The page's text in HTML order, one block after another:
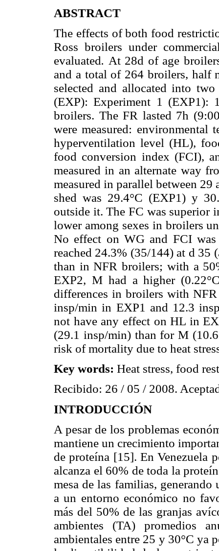
ABSTRACT
The effects of both food
Ross broilers under
evaluated. At 28d of age
and a total of 264 broilers, half
selected and allocated into
(EXP): Experiment 1 (EXP1):
broilers. The FR lasted 7h
were measured: environmental
hyperventilation level (HL),
food conversion index (FCI),
measured in an alternate way
measured in parallel between
shed was 29.4°C (EXP1) y
outside it. The FC was superior
lower among sexes in broilers
No effect on WG and FCI
reached 24.3% (35/144) at d 35
than in NFR broilers; with a
EXP2, M had a higher
differences in broilers with
insp/min in EXP1 and 12.3
not have any effect on HL in
(29.1 insp/min) than for M
risk of mortality due to heat
Key words: Heat stress, food
Recibido: 26 / 05 / 2008.
INTRODUCCIÓN
A pesar de los problemas
mantiene un crecimiento
de proteína [15]. En Venezuela
alcanza el 60% de toda la
mesa de las familias,
a un entorno económico no
más del 50% de las granjas
ambientes (TA) promedios
ambientales entre 25 y 30°C ya